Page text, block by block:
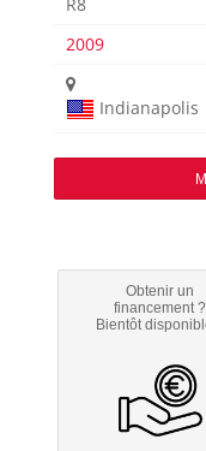
2009
Indianapolis
Obtenir un
financement ?
Bientôt